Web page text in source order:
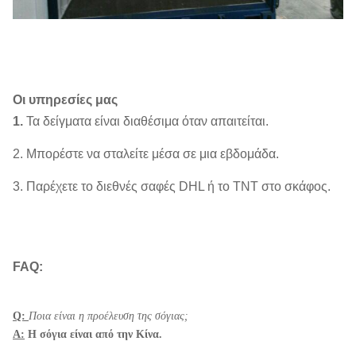
Οι υπηρεσίες μας
1. Τα δείγματα είναι διαθέσιμα όταν απαιτείται.
2. Μπορέστε να σταλείτε μέσα σε μια εβδομάδα.
3. Παρέχετε το διεθνές σαφές DHL ή το TNT στο σκάφος.
FAQ:
Q: Ποια είναι η προέλευση της σόγιας;
Α: Η σόγια είναι από την Κίνα.